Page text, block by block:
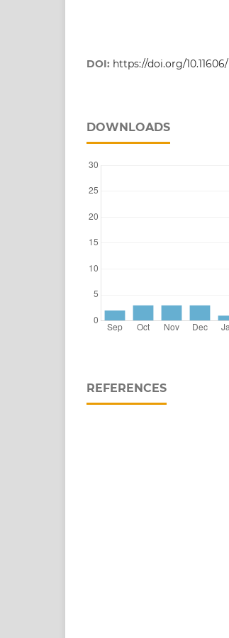
DOI: https://doi.org/10.11606/
DOWNLOADS
REFERENCES